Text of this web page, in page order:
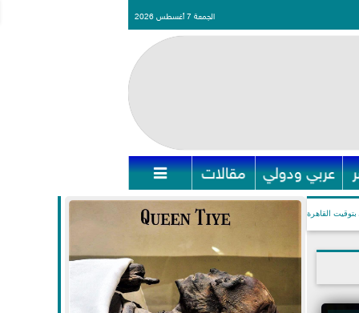
الجمعة 7 أغسطس 2026
عربي ودولي مقالات 
بتوقيت القاهرة